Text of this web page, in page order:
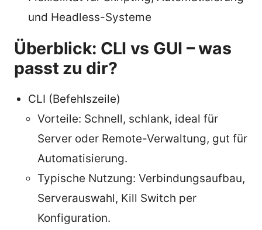
und Headless-Systeme
Überblick: CLI vs GUI – was
passt zu dir?
CLI (Befehlszeile)
Vorteile: Schnell, schlank, ideal für
Server oder Remote-Verwaltung, gut für
Automatisierung.
Typische Nutzung: Verbindungsaufbau,
Serverauswahl, Kill Switch per
Konfiguration.